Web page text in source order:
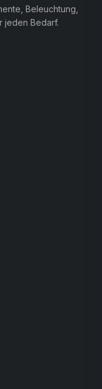
Beleuchtung,
jeden Bedarf.